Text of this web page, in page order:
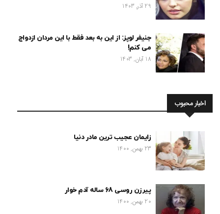
29 آذر, 1403
جنیفر لوپز: از این به بعد فقط با این مردان ازدواج
می کنم!
18 آبان, 1403
اخبار محبوب
زایمان عجیب ترین مادر دنیا
23 بهمن, 1400
پیرزن روسی 68 ساله آدم خوار
20 بهمن, 1400